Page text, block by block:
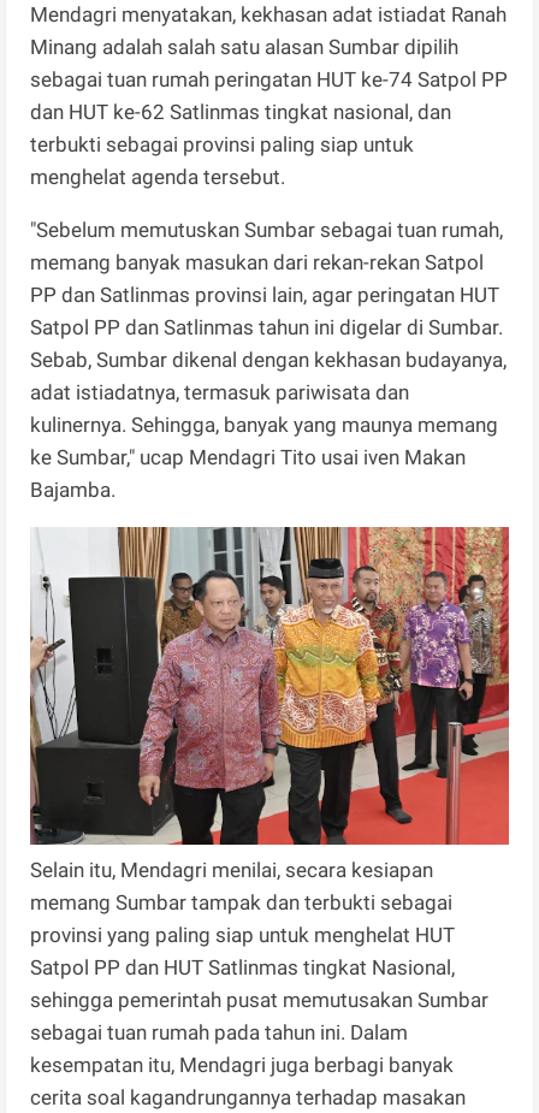
Mendagri menyatakan, kekhasan adat istiadat Ranah
Minang adalah salah satu alasan Sumbar dipilih
sebagai tuan rumah peringatan HUT ke-74 Satpol PP
dan HUT ke-62 Satlinmas tingkat nasional, dan
terbukti sebagai provinsi paling siap untuk
menghelat agenda tersebut.
"Sebelum memutuskan Sumbar sebagai tuan rumah,
memang banyak masukan dari rekan-rekan Satpol
PP dan Satlinmas provinsi lain, agar peringatan HUT
Satpol PP dan Satlinmas tahun ini digelar di Sumbar.
Sebab, Sumbar dikenal dengan kekhasan budayanya,
adat istiadatnya, termasuk pariwisata dan
kulinernya. Sehingga, banyak yang maunya memang
ke Sumbar," ucap Mendagri Tito usai iven Makan
Bajamba.
Selain itu, Mendagri menilai, secara kesiapan
memang Sumbar tampak dan terbukti sebagai
provinsi yang paling siap untuk menghelat HUT
Satpol PP dan HUT Satlinmas tingkat Nasional,
sehingga pemerintah pusat memutusakan Sumbar
sebagai tuan rumah pada tahun ini. Dalam
kesempatan itu, Mendagri juga berbagi banyak
cerita soal kagandrungannya terhadap masakan